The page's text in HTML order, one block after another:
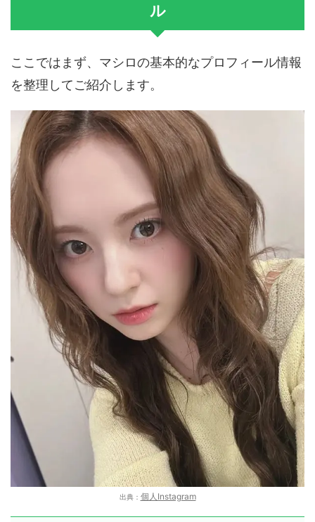
ル
ここではまず、マシロの基本的なプロフィール情報
を整理してご紹介します。
出典： 個人Instagram